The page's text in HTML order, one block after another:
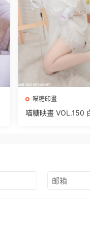
喵糖印畫
喵糖映畫 VOL.150